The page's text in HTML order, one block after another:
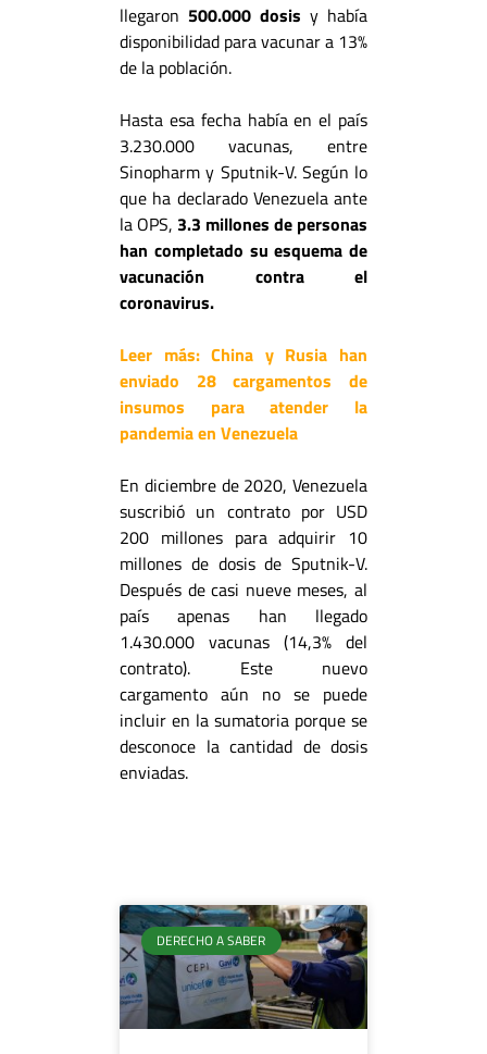
llegaron 500.000 dosis y había
disponibilidad para vacunar a 13%
de la población.
Hasta esa fecha había en el país
3.230.000 vacunas, entre
Sinopharm y Sputnik-V. Según lo
que ha declarado Venezuela ante
la OPS, 3.3 millones de personas
han completado su esquema de
vacunación contra el
coronavirus.
Leer más: China y Rusia han
enviado 28 cargamentos de
insumos para atender la
pandemia en Venezuela
En diciembre de 2020, Venezuela
suscribió un contrato por USD
200 millones para adquirir 10
millones de dosis de Sputnik-V.
Después de casi nueve meses, al
país apenas han llegado
1.430.000 vacunas (14,3% del
contrato). Este nuevo
cargamento aún no se puede
incluir en la sumatoria porque se
desconoce la cantidad de dosis
enviadas.
DERECHO A SABER